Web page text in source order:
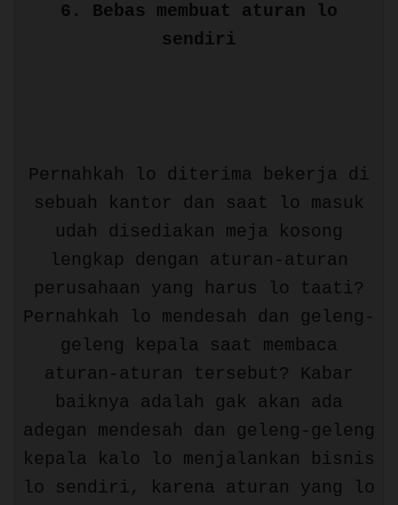
6. Bebas membuat aturan lo
sendiri
Pernahkah lo diterima bekerja di
sebuah kantor dan saat lo masuk
udah disediakan meja kosong
lengkap dengan aturan-aturan
perusahaan yang harus lo taati?
Pernahkah lo mendesah dan geleng-
geleng kepala saat membaca
aturan-aturan tersebut? Kabar
baiknya adalah gak akan ada
adegan mendesah dan geleng-geleng
kepala kalo lo menjalankan bisnis
lo sendiri, karena aturan yang lo